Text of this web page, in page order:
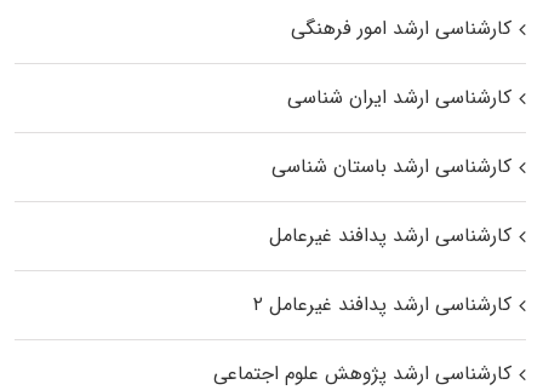
کارشناسی ارشد امور فرهنگی
کارشناسی ارشد ایران شناسی
کارشناسی ارشد باستان شناسی
کارشناسی ارشد پدافند غیرعامل
کارشناسی ارشد پدافند غیرعامل ۲
کارشناسی ارشد پژوهش علوم اجتماعی